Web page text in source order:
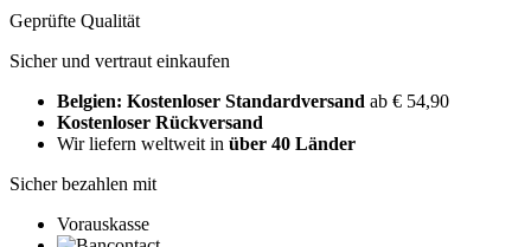
Geprüfte Qualität
Sicher und vertraut einkaufen
Belgien: Kostenloser Standardversand ab € 54,90
Kostenloser Rückversand
Wir liefern weltweit in über 40 Länder
Sicher bezahlen mit
Vorauskasse